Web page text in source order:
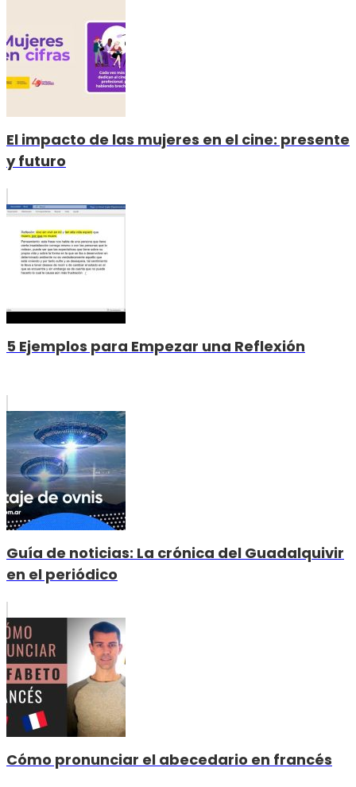
El impacto de las mujeres en el cine: presente
y futuro
5 Ejemplos para Empezar una Reflexión
Guía de noticias: La crónica del Guadalquivir
en el periódico
Cómo pronunciar el abecedario en francés